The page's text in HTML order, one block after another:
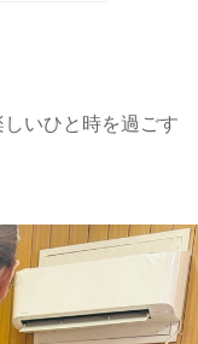
いひと時を過ごす